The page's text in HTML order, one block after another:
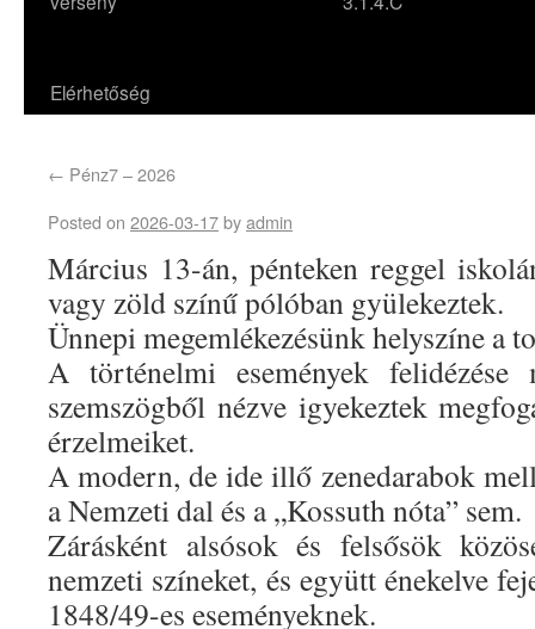
Elérhetőség
← Pénz7 – 2026
Posted on 2026-03-17byadmin
Március 13-án, pénteken reggel
vagy zöld színű pólóban gyülekeztek.
Ünnepi megemlékezésünk helyszíne a
A történelmi események
szemszögből nézve igyekeztek
érzelmeiket.
A modern, de ide illő zenedarabok
a Nemzeti dal és a „Kossuth nóta” sem.
Zárásként alsósok és felsősök
nemzeti színeket, és együtt énekelve
1848/49-es eseményeknek.